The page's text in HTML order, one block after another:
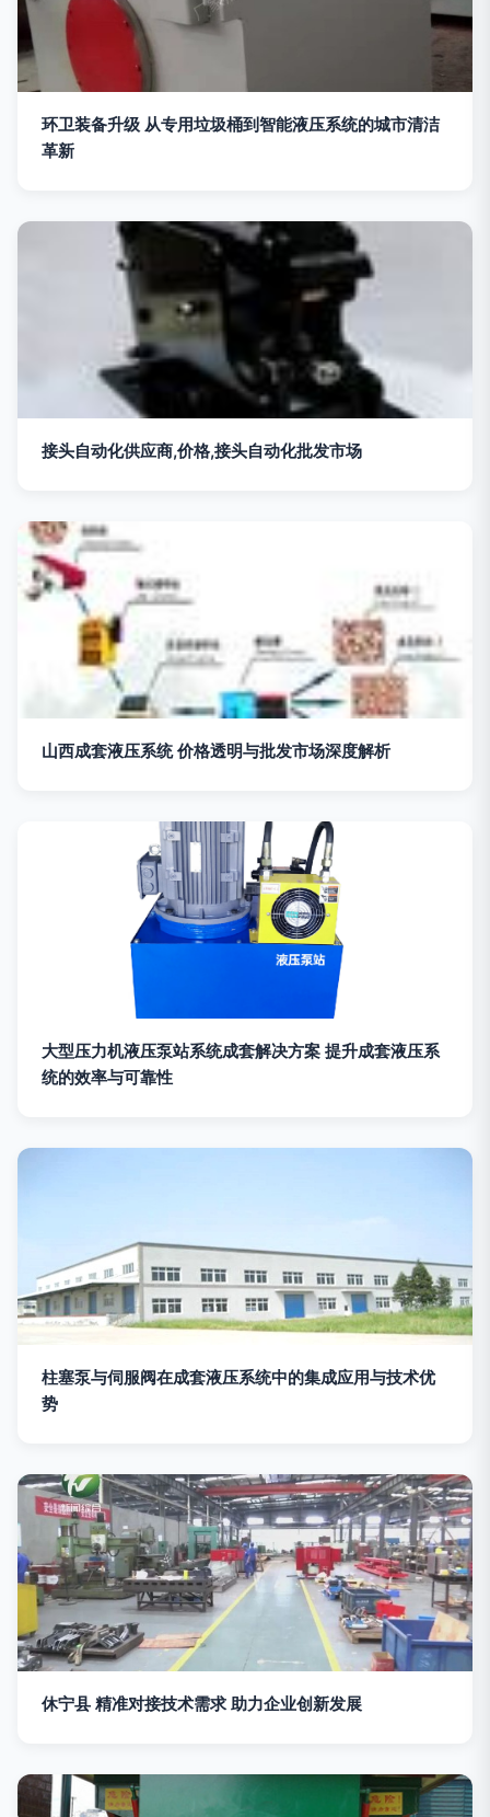
环卫装备升级 从专用垃圾桶到智能液压系统的城市清洁
革新
接头自动化供应商,价格,接头自动化批发市场
山西成套液压系统 价格透明与批发市场深度解析
大型压力机液压泵站系统成套解决方案 提升成套液压系
统的效率与可靠性
柱塞泵与伺服阀在成套液压系统中的集成应用与技术优
势
休宁县 精准对接技术需求 助力企业创新发展